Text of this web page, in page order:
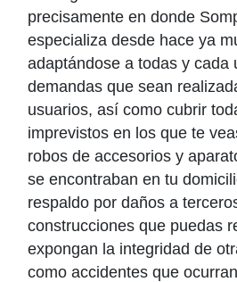
precisamente en donde
especializa desde hace ya
adaptándose a todas y cada
demandas que sean
usuarios, así como cubrir
imprevistos en los que te
robos de accesorios y
se encontraban en tu
respaldo por daños a
construcciones que puedas
expongan la integridad de
como accidentes que